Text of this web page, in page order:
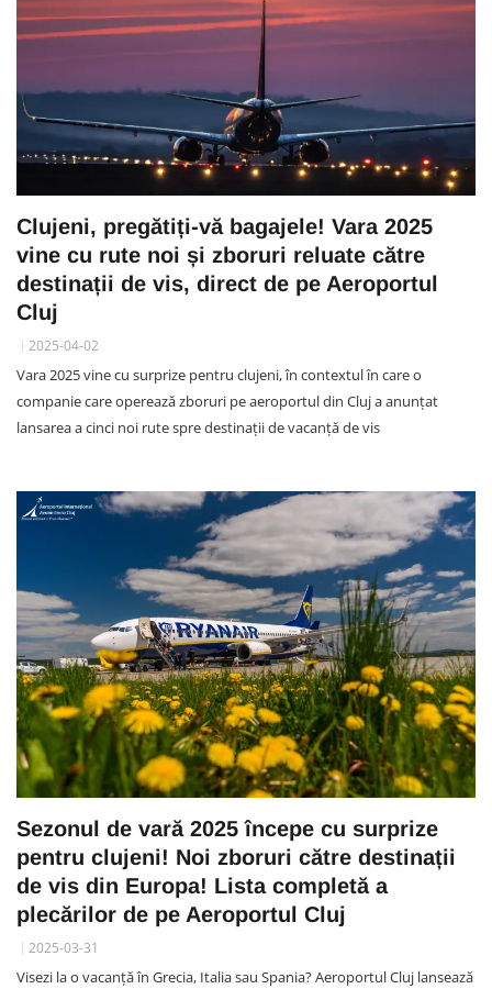
Clujeni, pregătiți-vă bagajele! Vara 2025
vine cu rute noi și zboruri reluate către
destinații de vis, direct de pe Aeroportul
Cluj
2025-04-02
Vara 2025 vine cu surprize pentru clujeni, în contextul în care o
companie care operează zboruri pe aeroportul din Cluj a anunțat
lansarea a cinci noi rute spre destinații de vacanță de vis
Sezonul de vară 2025 începe cu surprize
pentru clujeni! Noi zboruri către destinații
de vis din Europa! Lista completă a
plecărilor de pe Aeroportul Cluj
2025-03-31
Visezi la o vacanță în Grecia, Italia sau Spania? Aeroportul Cluj lansează